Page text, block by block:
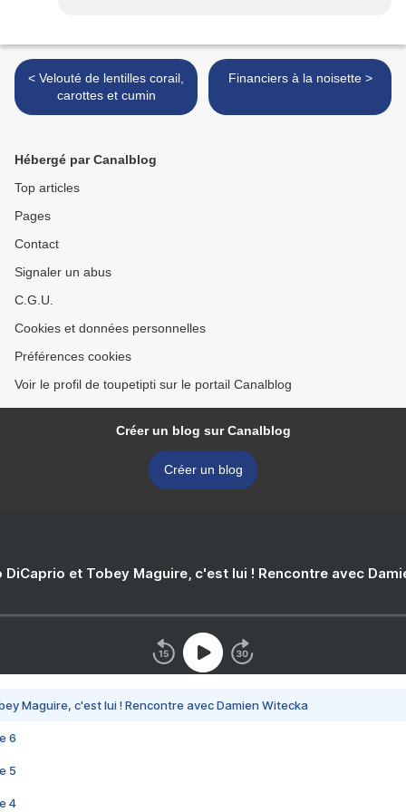
< Velouté de lentilles corail,
carottes et cumin
Financiers à la noisette >
Hébergé par Canalblog
Top articles
Pages
Contact
Signaler un abus
C.G.U.
Cookies et données personnelles
Préférences cookies
Voir le profil de toupetipti sur le portail Canalblog
Créer un blog sur Canalblog
Créer un blog
DiCaprio et Tobey Maguire, c'est lui ! Rencontre avec
Maguire, c'est lui ! Rencontre avec Damien Witecka
6
5
4